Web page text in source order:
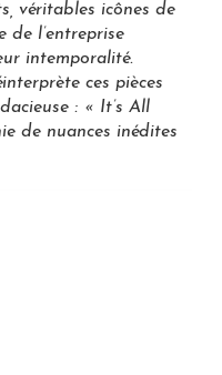
véritables icônes de
de l’entreprise
intemporalité.
ces pièces
: « It’s All
de nuances inédites